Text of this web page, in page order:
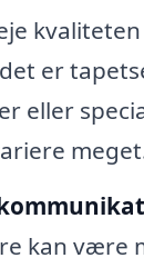
er
eller
kan være